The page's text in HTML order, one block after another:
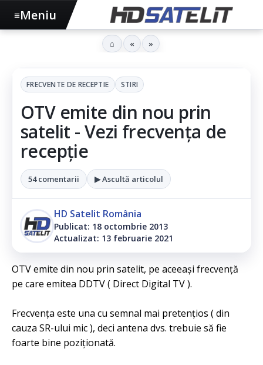
FRECVENTE DE RECEPTIE STIRI
OTV emite din nou prin
satelit - Vezi frecvența de
recepție
54 comentarii ▶ Ascultă articolul
HD Satelit România
Publicat: 18 octombrie 2013
Actualizat: 13 februarie 2021
OTV emite din nou prin satelit, pe aceeași frecvență
pe care emitea DDTV ( Direct Digital TV ).
Frecvența este una cu semnal mai pretențios ( din
cauza SR-ului mic ), deci antena dvs. trebuie să fie
foarte bine poziționată.
≡Meniu
⌂ « »